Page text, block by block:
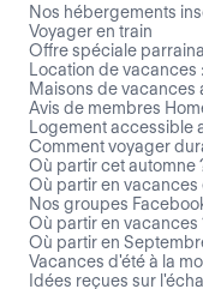
Nos hébergements
Voyager en train
Offre spéciale
Location de
Maisons de vacances
Avis de membres
Logement
Comment voyager
Où partir cet automne
Où partir en vacances
Nos groupes
Où partir en vacances
Où partir en
Vacances d'été à la
Idées reçues sur